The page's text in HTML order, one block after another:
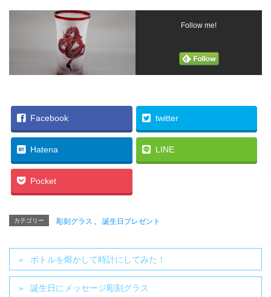
Follow me!
Facebook twitter
Hatena LINE
Pocket
カテゴリー 彫刻グラス 、 誕生日プレゼント
ボトルを熔かして時計にしてみた！
誕生日にメッセージ彫刻グラス